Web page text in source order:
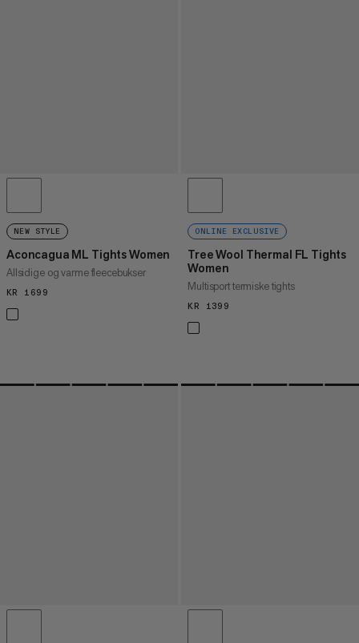
NEW STYLE
Aconcagua ML Tights Women
Allsidige og varme fleecebukser
KR 1699
ONLINE EXCLUSIVE
Tree Wool Thermal FL Tights
Women
Multisport termiske tights
KR 1399